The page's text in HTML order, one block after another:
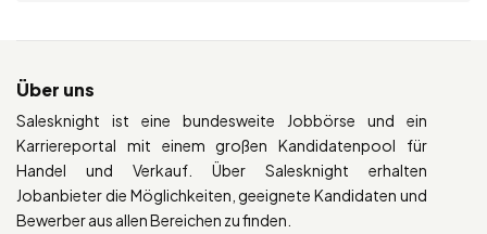
Über uns
Salesknight ist eine bundesweite Jobbörse und ein
Karriereportal mit einem großen Kandidatenpool für
Handel und Verkauf. Über Salesknight erhalten
Jobanbieter die Möglichkeiten, geeignete Kandidaten und
Bewerber aus allen Bereichen zu finden.